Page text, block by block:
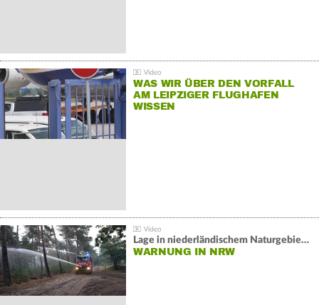
WAS WIR ÜBER DEN VORFALL
AM LEIPZIGER FLUGHAFEN
WISSEN
Lage in niederländischem Naturgebiet stabil
WARNUNG IN NRW